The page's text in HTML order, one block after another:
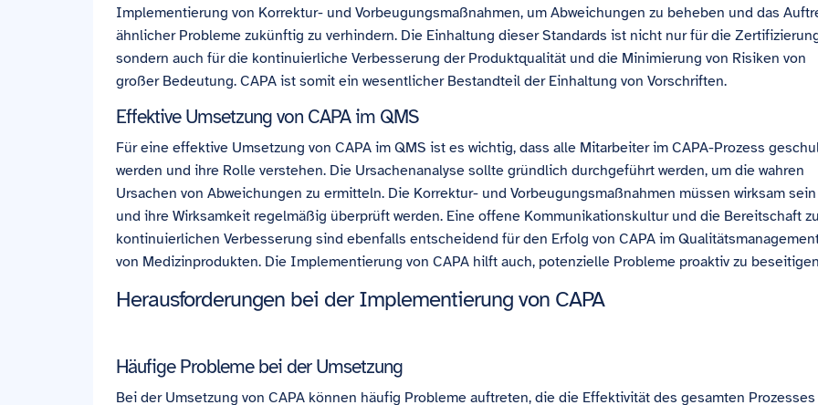
Implementierung von Korrektur- und Vorbeugungsmaßnahmen, um Abweichungen zu beheben und das
ähnlicher Probleme zukünftig zu verhindern. Die Einhaltung dieser Standards ist nicht nur für die
sondern auch für die kontinuierliche Verbesserung der Produktqualität und die Minimierung von Risiken von
großer Bedeutung. CAPA ist somit ein wesentlicher Bestandteil der Einhaltung von Vorschriften.
Effektive Umsetzung von CAPA im QMS
Für eine effektive Umsetzung von CAPA im QMS ist es wichtig, dass alle Mitarbeiter im CAPA-Prozess
werden und ihre Rolle verstehen. Die Ursachenanalyse sollte gründlich durchgeführt werden, um die wahren
Ursachen von Abweichungen zu ermitteln. Die Korrektur- und Vorbeugungsmaßnahmen müssen wirksam sein
und ihre Wirksamkeit regelmäßig überprüft werden. Eine offene Kommunikationskultur und die Bereitschaft
kontinuierlichen Verbesserung sind ebenfalls entscheidend für den Erfolg von CAPA im
von Medizinprodukten. Die Implementierung von CAPA hilft auch, potenzielle Probleme proaktiv zu
Herausforderungen bei der Implementierung von CAPA
Häufige Probleme bei der Umsetzung
Bei der Umsetzung von CAPA können häufig Probleme auftreten, die die Effektivität des gesamten Prozesses